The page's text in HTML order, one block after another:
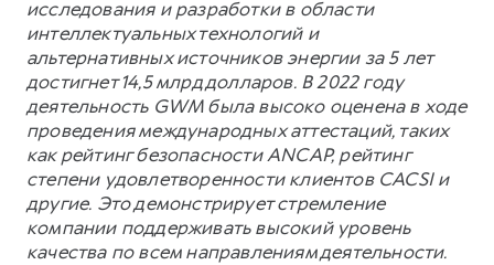
исследования и разработки в области
интеллектуальных технологий и
альтернативных источников энергии за 5 лет
достигнет 14,5 млрд долларов. В 2022 году
деятельность GWM была высоко оценена в ходе
проведения международных аттестаций, таких
как рейтинг безопасности ANCAP, рейтинг
степени удовлетворенности клиентов CACSI и
другие. Это демонстрирует стремление
компании поддерживать высокий уровень
качества по всем направлениям деятельности.